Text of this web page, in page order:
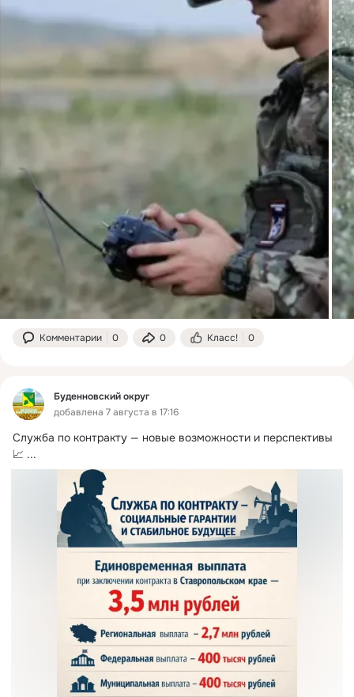
Комментарии 0 0 Класс! 0
Буденновский округ
добавлена 7 августа в 17:16
Служба по контракту — новые возможности и перспективы
📈 ...